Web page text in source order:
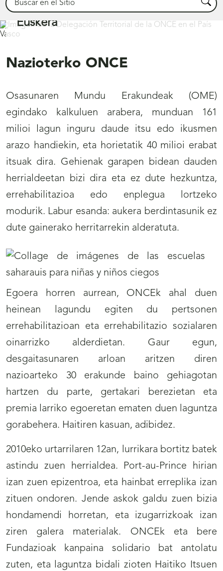
Buscar
Euskera
Nazioterko ONCE
Osasunaren Mundu Erakundeak (OME)
egindako kalkuluen arabera, munduan 161
milioi lagun inguru daude itsu edo ikusmen
arazo handiekin, eta horietatik 40 milioi erabat
itsuak dira. Gehienak garapen bidean dauden
herrialdeetan bizi dira eta ez dute hezkuntza,
errehabilitazioa edo enplegua lortzeko
modurik. Labur esanda: aukera berdintasunik ez
dute gainerako herritarrekin alderatuta.
Egoera horren aurrean, ONCEk ahal duen
heinean lagundu egiten du pertsonen
errehabilitazioan eta errehabilitazio sozialaren
oinarrizko alderdietan. Gaur egun,
desgaitasunaren arloan aritzen diren
nazioarteko 30 erakunde baino gehiagotan
hartzen du parte, gertakari berezietan eta
premia larriko egoeretan ematen duen laguntza
gorabehera. Haitiren kasuan, adibidez.
2010eko urtarrilaren 12an, lurrikara bortitz batek
astindu zuen herrialdea. Port-au-Prince hirian
izan zuen epizentroa, eta hainbat erreplika izan
zituen ondoren. Jende askok galdu zuen bizia
hondamendi horretan, eta izugarrizkoak izan
ziren galera materialak. ONCEk eta bere
Fundazioak kanpaina solidario bat antolatu
zuten, eta laguntza bidali zioten Haitiko Itsuen